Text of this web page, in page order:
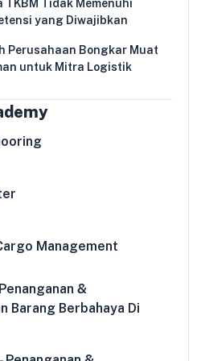
TKBM Tidak Memenuhi
yang Diwajibkan
Perusahaan Bongkar Muat
untuk Mitra Logistik
Management
&
Barang Berbahaya Di